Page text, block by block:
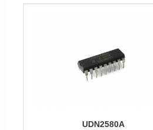
UDN2580A